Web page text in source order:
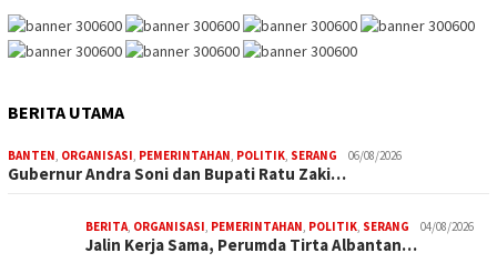
BERITA UTAMA
BANTEN ORGANISASI PEMERINTAHAN POLITIK SERANG 06/08/2026
Gubernur Andra Soni dan Bupati Ratu Zaki…
BERITA ORGANISASI PEMERINTAHAN POLITIK SERANG 04/08/2026
Jalin Kerja Sama, Perumda Tirta Albantan…